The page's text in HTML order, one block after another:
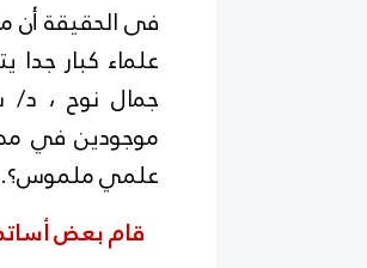
فى الحقيقة أن
علماء كبار
جمال نوح ، د/
موجودين في
علمي ملموس؟.
قام بعض